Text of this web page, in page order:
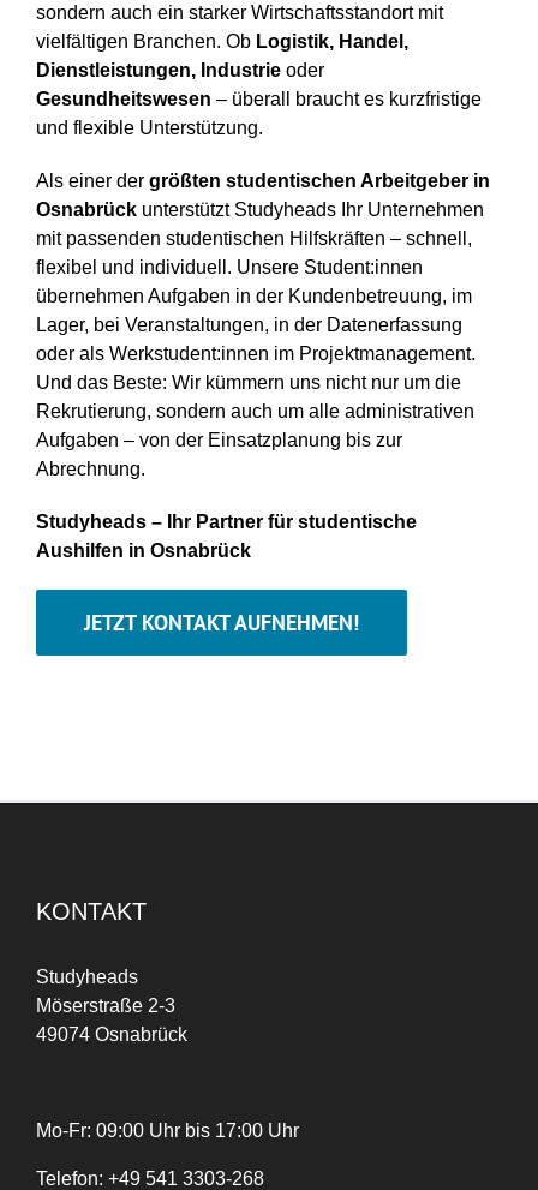
sondern auch ein starker Wirtschaftsstandort mit
vielfältigen Branchen. Ob Logistik, Handel,
Dienstleistungen, Industrieoder
Gesundheitswesen – überall braucht es kurzfristige
und flexible Unterstützung.
Als einer der größten studentischen Arbeitgeber in
Osnabrückunterstützt Studyheads Ihr Unternehmen
mit passenden studentischen Hilfskräften – schnell,
flexibel und individuell. Unsere Student:innen
übernehmen Aufgaben in der Kundenbetreuung, im
Lager, bei Veranstaltungen, in der Datenerfassung
oder als Werkstudent:innen im Projektmanagement.
Und das Beste: Wir kümmern uns nicht nur um die
Rekrutierung, sondern auch um alle administrativen
Aufgaben – von der Einsatzplanung bis zur
Abrechnung.
Studyheads – Ihr Partner für studentische
Aushilfen in Osnabrück
JETZT KONTAKT AUFNEHMEN!
KONTAKT
Studyheads
Möserstraße 2-3
49074 Osnabrück
Mo-Fr: 09:00 Uhr bis 17:00 Uhr
Telefon: +49 541 3303-268